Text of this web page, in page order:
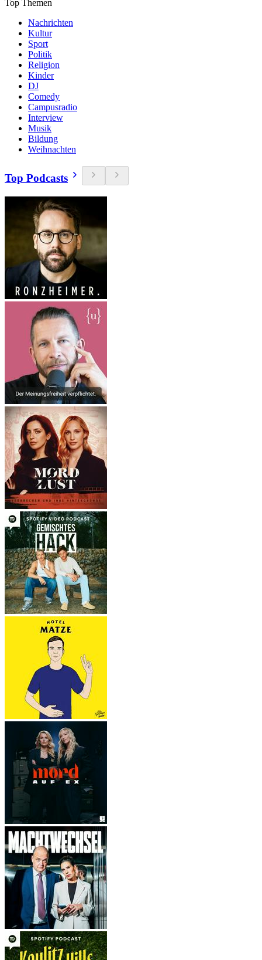
Top Themen
Nachrichten
Kultur
Sport
Politik
Religion
Kinder
DJ
Comedy
Campusradio
Interview
Musik
Bildung
Weihnachten
Top Podcasts